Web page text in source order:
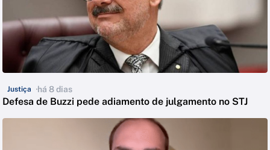
Justiça há 8 dias
Defesa de Buzzi pede adiamento de julgamento no STJ